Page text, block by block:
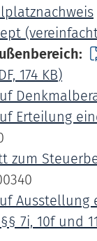
174 KB)
Erteilung
zum
Ausstellung
7i, 10f und